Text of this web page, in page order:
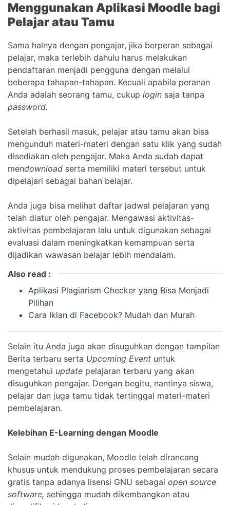
Menggunakan Aplikasi Moodle bagi
Pelajar atau Tamu
Sama halnya dengan pengajar, jika berperan sebagai
pelajar, maka terlebih dahulu harus melakukan
pendaftaran menjadi pengguna dengan melalui
beberapa tahapan-tahapan. Kecuali apabila peranan
Anda adalah seorang tamu, cukup login saja tanpa
password.
Setelah berhasil masuk, pelajar atau tamu akan bisa
mengunduh materi-materi dengan satu klik yang sudah
disediakan oleh pengajar. Maka Anda sudah dapat
mendownload serta memiliki materi tersebut untuk
dipelajari sebagai bahan belajar.
Anda juga bisa melihat daftar jadwal pelajaran yang
telah diatur oleh pengajar. Mengawasi aktivitas-
aktivitas pembelajaran lalu untuk digunakan sebagai
evaluasi dalam meningkatkan kemampuan serta
dijadikan wawasan belajar lebih mendalam.
Also read :
Aplikasi Plagiarism Checker yang Bisa Menjadi
Pilihan
Cara Iklan di Facebook? Mudah dan Murah
Selain itu Anda juga akan disuguhkan dengan tampilan
Berita terbaru serta Upcoming Event untuk
mengetahui update pelajaran terbaru yang akan
disuguhkan pengajar. Dengan begitu, nantinya siswa,
pelajar dan juga tamu tidak tertinggal materi-materi
pembelajaran.
Kelebihan E-Learning dengan Moodle
Selain mudah digunakan, Moodle telah dirancang
khusus untuk mendukung proses pembelajaran secara
gratis tanpa adanya lisensi GNU sebagai open source
software, sehingga mudah dikembangkan atau